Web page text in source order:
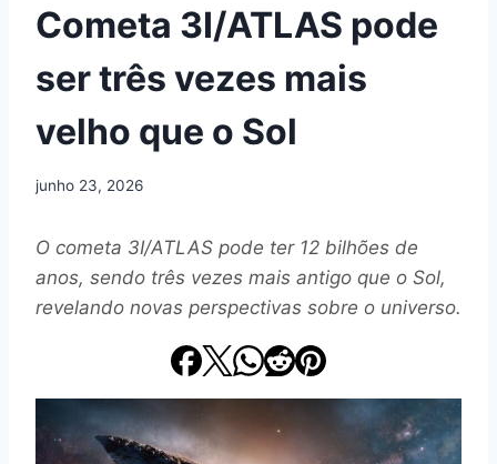
Cometa 3I/ATLAS pode
ser três vezes mais
velho que o Sol
junho 23, 2026
O cometa 3I/ATLAS pode ter 12 bilhões de
anos, sendo três vezes mais antigo que o Sol,
revelando novas perspectivas sobre o universo.